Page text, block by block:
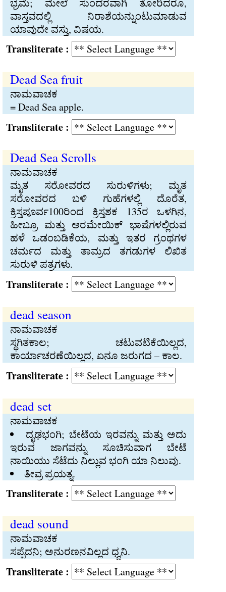
ಭ್ರಮೆ; ಮೇಲೆ ಸುಂದರವಾಗಿ ತೋರಿದರೂ,
ವಾಸ್ತವದಲ್ಲಿ ನಿರಾಶೆಯನ್ನುಂಟುಮಾಡುವ
ಯಾವುದೇ ವಸ್ತು, ವಿಷಯ.
:
Dead Sea fruit
ನಾಮವಾಚಕ
= Dead Sea apple.
:
Dead Sea Scrolls
ನಾಮವಾಚಕ
ಮೃತ ಸರೋವರದ ಸುರುಳಿಗಳು; ಮೃತ
ಸರೋವರದ ಬಳಿ ಗುಹೆಗಳಲ್ಲಿ ದೊರೆತ,
ಕ್ರಿಸ್ತಪೂರ್ವ100ರಿಂದ ಕ್ರಿಸ್ತಶಕ 135ರ ಒಳಗಿನ,
ಹೀಬ್ರೂ ಮತ್ತು ಆರಮೇಯಿಕ್‍ ಭಾಷೆಗಳಲ್ಲಿರುವ
ಹಳೆ ಒಡಂಬಡಿಕೆಯ, ಮತ್ತು ಇತರ ಗ್ರಂಥಗಳ
ಚರ್ಮದ ಮತ್ತು ತಾಮ್ರದ ತಗಡುಗಳ ಲಿಖಿತ
ಸುರುಳಿ ಪತ್ರಗಳು.
:
dead season
ನಾಮವಾಚಕ
ಸ್ಥಗಿತಕಾಲ; ಚಟುವಟಿಕೆಯಿಲ್ಲದ,
ಕಾರ್ಯಾಚರಣೆಯಿಲ್ಲದ, ಏನೂ ಜರುಗದ – ಕಾಲ.
:
dead set
ನಾಮವಾಚಕ
ದೃಢಭಂಗಿ; ಬೇಟೆಯ ಇರವನ್ನು ಮತ್ತು ಅದು
ಇರುವ ಜಾಗವನ್ನು ಸೂಚಿಸುವಾಗ ಬೇಟೆ
ನಾಯಿಯು ಸೆಟೆದು ನಿಲ್ಲುವ ಭಂಗಿ ಯಾ ನಿಲುವು.
ತೀವ್ರ ಪ್ರಯತ್ನ.
:
dead sound
ನಾಮವಾಚಕ
ಸಪ್ಪೆದನಿ; ಅನುರಣನವಿಲ್ಲದ ಧ್ವನಿ.
: